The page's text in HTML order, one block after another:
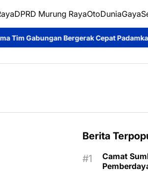
DPRD Murung RayaOtoDuniaGaya
Cepat Padamkan Karhutla di
Berita
Camat